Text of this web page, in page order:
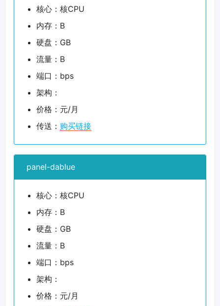
核心：核CPU
内存：B
硬盘：GB
流量：B
端口：bps
架构：
价格：元/月
传送： 购买链接
panel-dablue
核心：核CPU
内存：B
硬盘：GB
流量：B
端口：bps
架构：
价格：元/月